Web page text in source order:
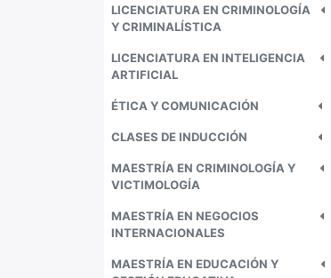
LICENCIATURA EN CRIMINOLOGÍA
Y CRIMINALÍSTICA
LICENCIATURA EN INTELIGENCIA
ARTIFICIAL
ÉTICA Y COMUNICACIÓN
CLASES DE INDUCCIÓN
MAESTRÍA EN CRIMINOLOGÍA Y
VICTIMOLOGÍA
MAESTRÍA EN NEGOCIOS
INTERNACIONALES
MAESTRÍA EN EDUCACIÓN Y